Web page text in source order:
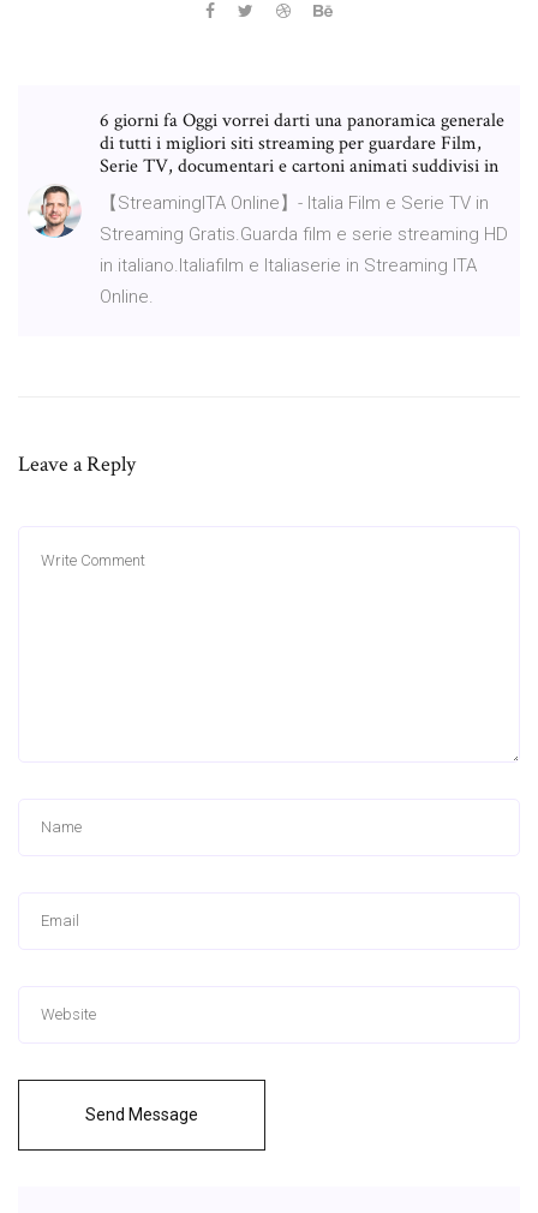
6 giorni fa Oggi vorrei darti una panoramica generale
di tutti i migliori siti streaming per guardare Film,
Serie TV, documentari e cartoni animati suddivisi in
【StreamingITA Online】- Italia Film e Serie TV in
Streaming Gratis.Guarda film e serie streaming HD
in italiano.Italiafilm e Italiaserie in Streaming ITA
Online.
Leave a Reply
Send Message